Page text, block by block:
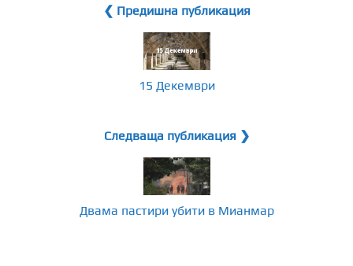
❮ Предишна публикация
15 Декември
Следваща публикация ❯
Двама пастири убити в Мианмар